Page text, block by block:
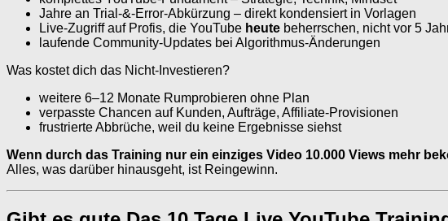
Jahre an Trial-&-Error-Abkürzung – direkt kondensiert in Vorlagen
Live-Zugriff auf Profis, die YouTube heute beherrschen, nicht vor 5
laufende Community-Updates bei Algorithmus-Änderungen
Was kostet dich das Nicht-Investieren?
weitere 6–12 Monate Rumprobieren ohne Plan
verpasste Chancen auf Kunden, Aufträge, Affiliate-Provisionen
frustrierte Abbrüche, weil du keine Ergebnisse siehst
Wenn durch das Training nur ein einziges Video 10.000 Views mehr
Alles, was darüber hinausgeht, ist Reingewinn.